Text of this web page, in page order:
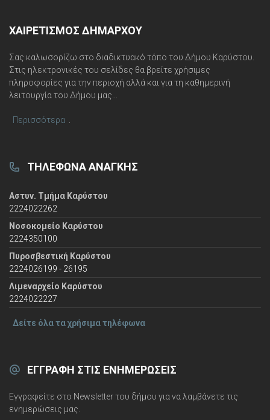
ΧΑΙΡΕΤΙΣΜΌΣ ΔΗΜΆΡΧΟΥ
Σας καλωσορίζω στο διαδικτυακό τόπο του Δήμου Καρύστου.
Στις ηλεκτρονικές του σελίδες θα βρείτε χρήσιμες
πληροφορίες για την περιοχή αλλά και για τη καθημερινή
λειτουργία του Δήμου μας...
Περισσότερα
ΤΗΛΈΦΩΝΑ ΑΝΆΓΚΗΣ
Αστυν. Τμήμα Καρύστου
2224022262
Νοσοκομείο Καρύστου
2224350100
Πυροσβεστική Καρύστου
2224026199 - 26195
Λιμεναρχείο Καρύστου
2224022227
Δείτε όλα τα χρήσιμα τηλέφωνα
ΕΓΓΡΑΦΉ ΣΤΙΣ ΕΝΗΜΕΡΏΣΕΙΣ
Εγγραφείτε στο Newsletter του δήμου για να λαμβάνετε τις
ενημερώσεις μας.